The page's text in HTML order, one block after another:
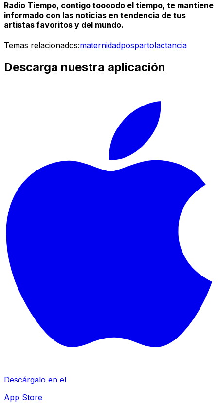
Radio Tiempo, contigo toooodo el tiempo, te mantiene
informado con las noticias en tendencia de tus
artistas favoritos y del mundo.
Temas relacionados:maternidadpospartolactancia
Descarga nuestra aplicación
Descárgalo en el
App Store